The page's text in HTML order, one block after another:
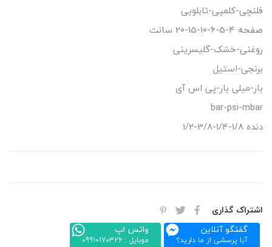
فلنچی-کلمپی-تابلویی
صفحه 4-5-6-10-15-20 سانت
روغنی-خشک-گلیسرینی
برنجی-استیل
بار-میلی بار-پی اس آی
bar-psi-mbar
دنده 1/8-1/4-3/8-1/2
اشتراک گذاری
گفتگو آنلاین
آیا پرسشی از ما دارید؟
واتس اپ
موبایل : 09910170326